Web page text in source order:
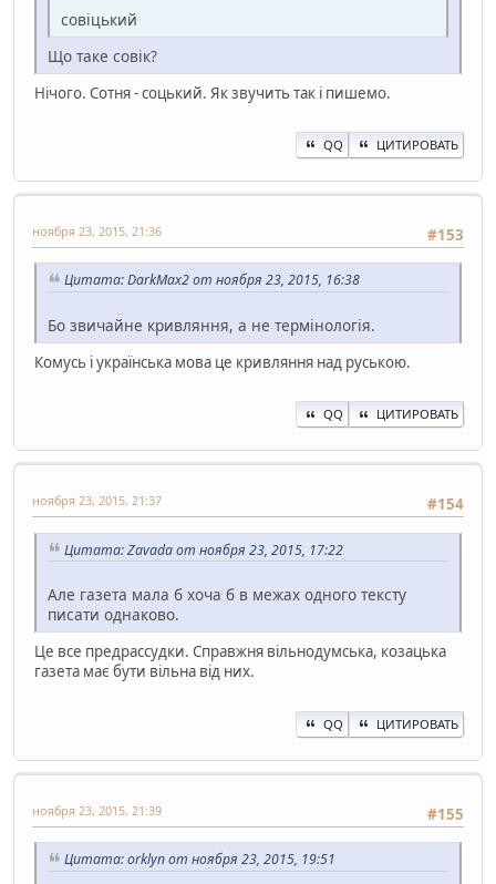
совіцький
Що таке совік?
Нічого. Сотня - соцький. Як звучить так і пишемо.
QQ ЦИТИРОВАТЬ
#153
ноября 23, 2015, 21:36
Цитата: DarkMax2 от ноября 23, 2015, 16:38
Бо звичайне кривляння, а не термінологія.
Комусь і українська мова це кривляння над руською.
QQ ЦИТИРОВАТЬ
#154
ноября 23, 2015, 21:37
Цитата: Zavada от ноября 23, 2015, 17:22
Але газета мала б хоча б в межах одного тексту
писати однаково.
Це все предрассудки. Справжня вільнодумська, козацька
газета має бути вільна від них.
QQ ЦИТИРОВАТЬ
#155
ноября 23, 2015, 21:39
Цитата: orklyn от ноября 23, 2015, 19:51